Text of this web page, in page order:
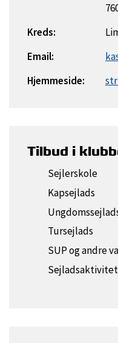
Kreds:
Email:
Hjemmeside:
Tilbud i
Sejlerskole
Kapsejlads
Tursejlads
SUP og andre